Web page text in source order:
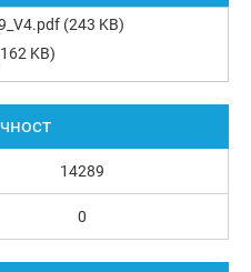
(243 KB)
KB)
14289
0